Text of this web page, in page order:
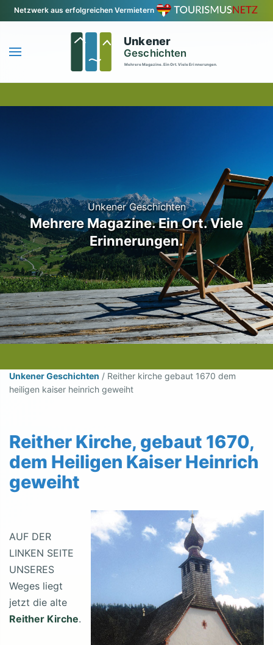
Zum Hauptinhalt springen
Netzwerk aus erfolgreichen Vermietern
Unkener Geschichten
Mehrere Magazine. Ein Ort. Viele
Erinnerungen.
Unkener Geschichten / Reither kirche gebaut 1670 dem
heiligen kaiser heinrich geweiht
Reither Kirche, gebaut 1670,
dem Heiligen Kaiser Heinrich
geweiht
AUF DER
LINKEN SEITE
UNSERES
Weges liegt
jetzt die alte
Reither Kirche.